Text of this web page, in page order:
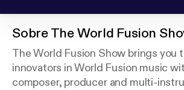
SobreThe World Fusion
The World Fusion Show brings you
innovators in World Fusion music
composer, producer and multi-